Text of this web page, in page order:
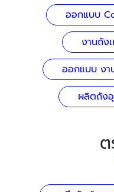
ออกแบบ
งานถัง
ออกแบบ งา
ผลิตถัง